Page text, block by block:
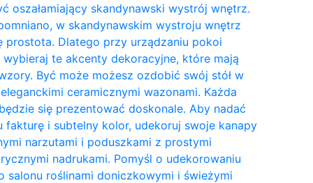
oszałamiający skandynawski wystrój wnętrz.
w skandynawskim wystroju wnętrz
prostota. Dlatego przy urządzaniu pokoi
wybieraj te akcenty dekoracyjne, które mają
Być może możesz ozdobić swój stół w
ceramicznymi wazonami. Każda
się prezentować doskonale. Aby nadać
fakturę i subtelny kolor, udekoruj swoje kanapy
narzutami i poduszkami z prostymi
nadrukami. Pomyśl o udekorowaniu
salonu roślinami doniczkowymi i świeżymi